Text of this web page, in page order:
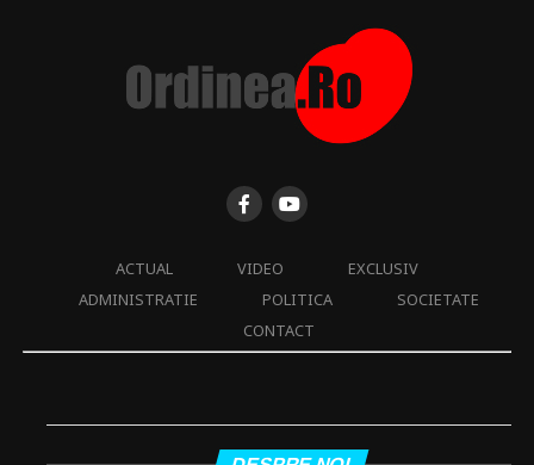
ACTUAL VIDEO
EXCLUSIV
ADMINISTRATIE
POLITICA
SOCIETATE
CONTACT